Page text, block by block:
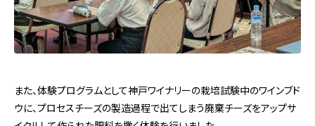
また、体験プログラムとして神戸ワイナリーの栽培試験中のワインブド
ウに、プロセスチーズの製造過程で出てしまう廃棄チーズをアップサ